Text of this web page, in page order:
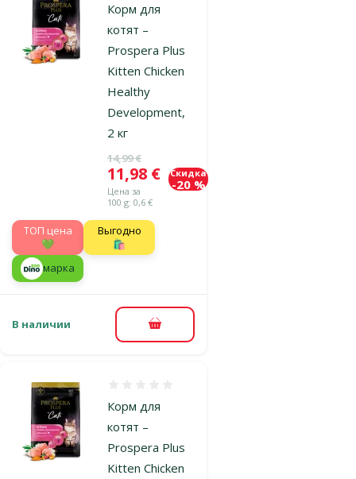
Корм для
котят –
Prospera Plus
Kitten Chicken
Healthy
Development,
2 кг
Исходная цена
14,99 €
Цена
11,98 €
Цена за
100 g: 0,6 €
Скидка
-20 %
TOП цена
💚
Выгодно
🛍️
марка
В наличии В корзину
Корм для
котят –
Prospera Plus
Kitten Chicken